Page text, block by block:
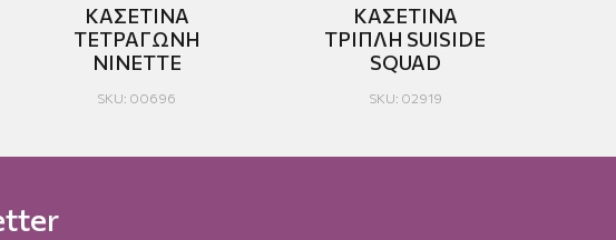
ΚΑΣΕΤΙΝΑ
ΤΕΤΡΑΓΩΝΗ
ΝΙΝΕΤΤΕ
SKU: 00696
ΚΑΣΕΤΙΝΑ
ΤΡΙΠΛΗ SUISIDE
SQUAD
SKU: 02919